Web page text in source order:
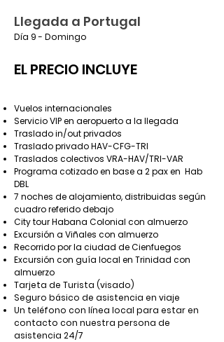
Llegada a Portugal
Día 9 - Domingo
EL PRECIO INCLUYE
Vuelos internacionales
Servicio VIP en aeropuerto a la llegada
Traslado in/out privados
Traslado privado HAV-CFG-TRI
Traslados colectivos VRA-HAV/TRI-VAR
Programa cotizado en base a 2 pax en Hab
DBL
7 noches de alojamiento, distribuidas según
cuadro referido debajo
City tour Habana Colonial con almuerzo
Excursión a Viñales con almuerzo
Recorrido por la ciudad de Cienfuegos
Excursión con guía local en Trinidad con
almuerzo
Tarjeta de Turista (visado)
Seguro básico de asistencia en viaje
Un teléfono con línea local para estar en
contacto con nuestra persona de
asistencia 24/7